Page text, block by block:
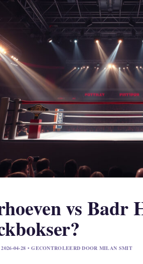
vs Badr
04-28 • GECONTROLEERD DOOR MILAN SMIT